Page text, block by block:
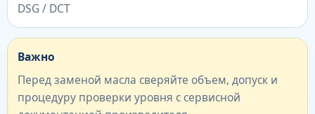
DSG / DCT
Важно
Перед заменой масла сверяйте объем, допуск и
процедуру проверки уровня с сервисной